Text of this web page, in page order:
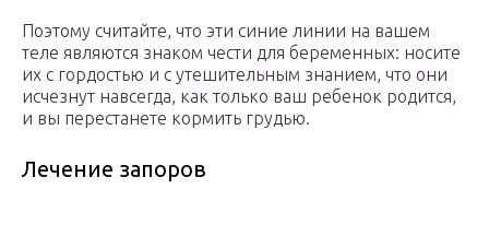
Поэтому считайте, что эти синие линии на вашем
теле являются знаком чести для беременных: носите
их с гордостью и с утешительным знанием, что они
исчезнут навсегда, как только ваш ребенок родится,
и вы перестанете кормить грудью.
Лечение запоров